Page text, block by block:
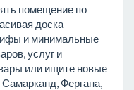
помещение по
доска
и минимальные
услуг и
или ищите новые
Фергана,